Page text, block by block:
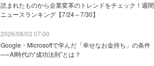
読まれたものから企業変革のトレンドをチェック！週間
ニュースランキング【7/24～7/30】
2026/08/03 07:00
Google・Microsoftで学んだ「幸せなお金持ち」の条件
──AI時代の“成功法則”とは？